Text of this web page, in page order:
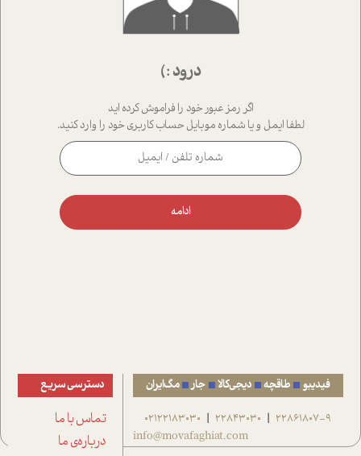
درود :)
اگر رمز عبور خود را فراموش کرده اید
لطفا ایمل و یا شماره موبایل حساب کاربری خود را وارد کنید.
ادامه
فیدیبو طاقچه دیجی‌کالا جار مگ‌ایران
22861807-9
|
22843030
|
02122183030
info@movafaghiat.com
دسترسی سریع
تماس با ما
درباره‌ی ما